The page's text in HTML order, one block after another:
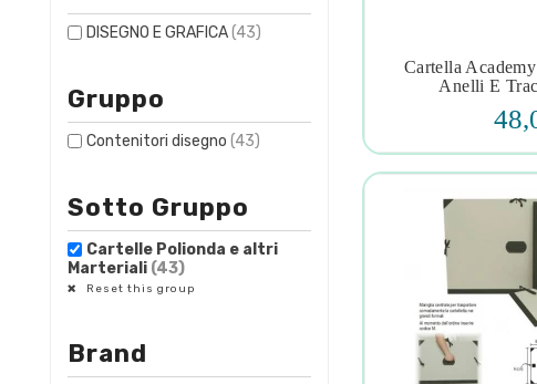
DISEGNO E GRAFICA(43)
Gruppo
Contenitori disegno (43)
Sotto Gruppo
Cartelle Polionda e altri
Marteriali (43)
Reset this group
Brand
 
Cartella
Anelli E